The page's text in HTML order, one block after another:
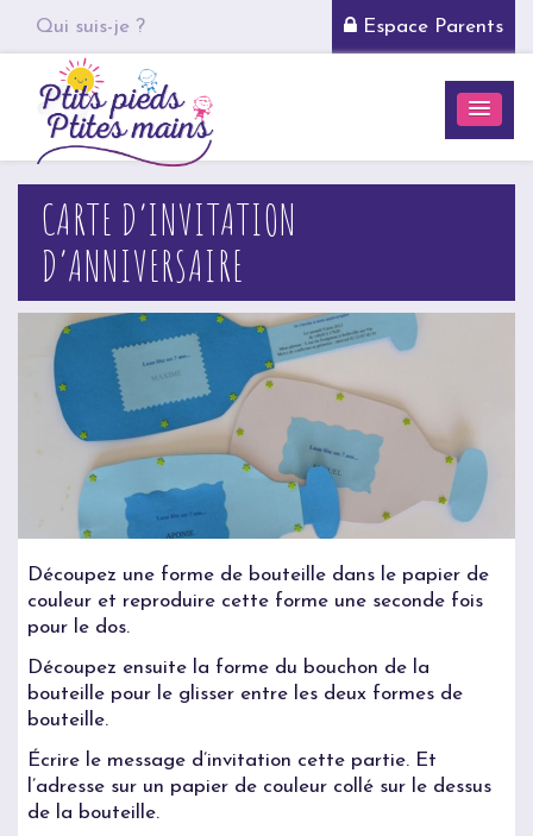
Qui suis-je ? Espace Parents
CARTE D’INVITATION
D’ANNIVERSAIRE
Découpez une forme de bouteille dans le papier de
couleur et reproduire cette forme une seconde fois
pour le dos.
Découpez ensuite la forme du bouchon de la
bouteille pour le glisser entre les deux formes de
bouteille.
Écrire le message d’invitation cette partie. Et
l’adresse sur un papier de couleur collé sur le dessus
de la bouteille.